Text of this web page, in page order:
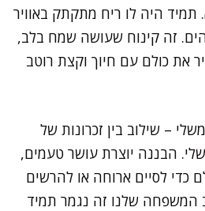
היה לו ריח מתקתק באוויר
זה קינוח שעושה שמח בלב,
את כולם עם חיוך וקצת רוטב
– שילוב בין זכרונות של
הבננה יוצרת עושר טעמים,
כדי לסיים ארוחה או להרשים
המשפחה שלנו זה נגמר תמיד